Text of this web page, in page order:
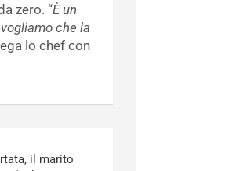
zero. “È un
che la
lo chef con
il marito